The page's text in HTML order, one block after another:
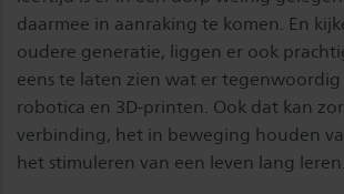
daarmee in aanraking te komen. En
oudere generatie, liggen er ook
eens te laten zien wat er tegenwoordig
robotica en 3D-printen. Ook dat kan
verbinding, het in beweging houden
het stimuleren van een leven lang